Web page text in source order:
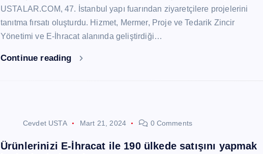
USTALAR.COM, 47. İstanbul yapı fuarından ziyaretçilere projelerini
tanıtma fırsatı oluşturdu. Hizmet, Mermer, Proje ve Tedarik Zincir
Yönetimi ve E-İhracat alanında geliştirdiği…
Continue reading
Cevdet USTA Mart 21, 2024 0 Comments
Ürünlerinizi E-İhracat ile 190 ülkede satışını yapmak